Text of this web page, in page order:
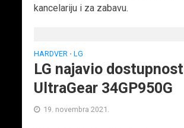
kancelariju i za zabavu.
HARDVER • LG
LG najavio dostupnost
UltraGear 34GP950G
19. novembra 2021.